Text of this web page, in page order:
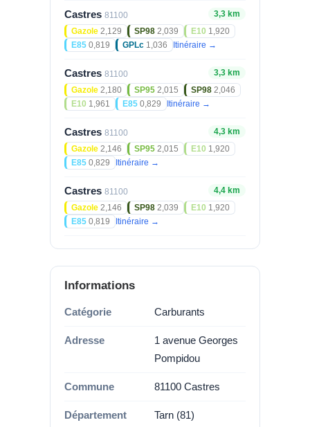
Castres 81100
3,3 km
Gazole 2,129 SP98 2,039 E10 1,920
E85 0,819 GPLc 1,036 Itinéraire →
Castres 81100
3,3 km
Gazole 2,180 SP95 2,015 SP98 2,046
E10 1,961 E85 0,829 Itinéraire →
Castres 81100
4,3 km
Gazole 2,146 SP95 2,015 E10 1,920
E85 0,829 Itinéraire →
Castres 81100
4,4 km
Gazole 2,146 SP98 2,039 E10 1,920
E85 0,819 Itinéraire →
Informations
Catégorie Carburants
Adresse
1 avenue Georges
Pompidou
Commune 81100 Castres
Département Tarn (81)